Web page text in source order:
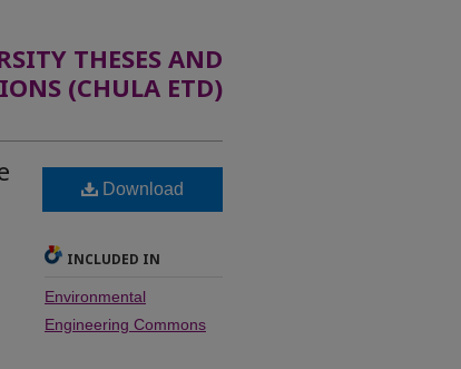
THESES AND
(CHULA ETD)
Download
INCLUDED IN
Environmental
Engineering Commons